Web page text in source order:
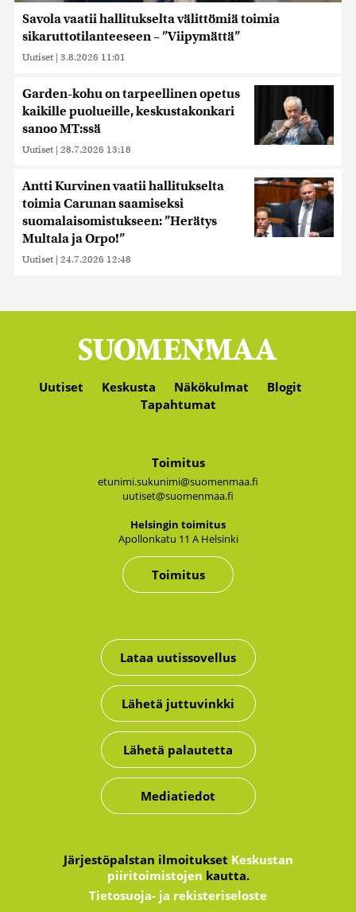
Savola vaatii hallitukselta välittömiä toimia
sikaruttotilanteeseen – ”Viipymättä”
Uutiset | 3.8.2026 11:01
Garden-kohu on tarpeellinen opetus
kaikille puolueille, keskustakonkari
sanoo MT:ssä
Uutiset | 28.7.2026 13:18
Antti Kurvinen vaatii hallitukselta
toimia Carunan saamiseksi
suomalaisomistukseen: ”Herätys
Multala ja Orpo!”
Uutiset | 24.7.2026 12:48
Uutiset Keskusta Näkökulmat
Blogit
Tapahtumat
Toimitus
etunimi.sukunimi@suomenmaa.fi
uutiset@suomenmaa.fi
Hel­sin­gin toi­mi­tus
Apol­lon­ka­tu 11 A Hel­sin­ki
Toimitus
Lataa uutissovellus
Lähetä juttuvinkki
Lähetä palautetta
Mediatiedot
Järjestöpalstan ilmoitukset Keskustan
piiritoimistojen kautta.
Tietosuoja- ja rekisteriseloste